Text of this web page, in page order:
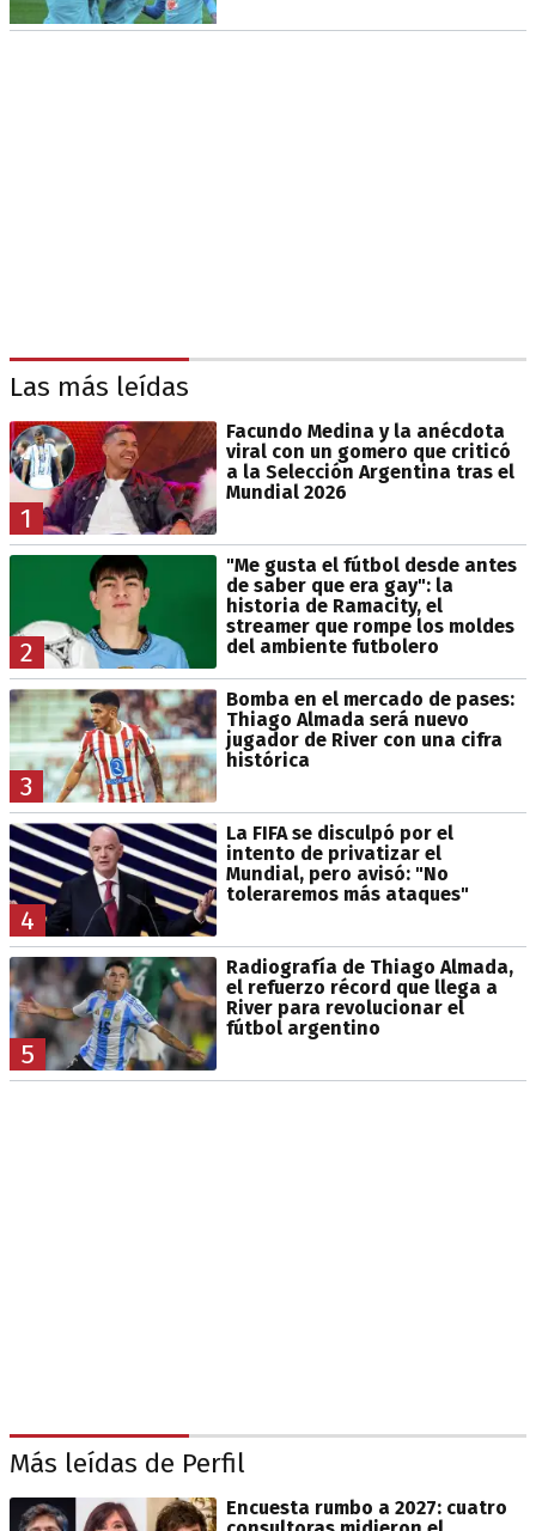
Las más leídas
1
Facundo Medina y la anécdota
viral con un gomero que criticó
a la Selección Argentina tras el
Mundial 2026
2
"Me gusta el fútbol desde antes
de saber que era gay": la
historia de Ramacity, el
streamer que rompe los moldes
del ambiente futbolero
3
Bomba en el mercado de pases:
Thiago Almada será nuevo
jugador de River con una cifra
histórica
4
La FIFA se disculpó por el
intento de privatizar el
Mundial, pero avisó: "No
toleraremos más ataques"
5
Radiografía de Thiago Almada,
el refuerzo récord que llega a
River para revolucionar el
fútbol argentino
Más leídas de Perfil
Encuesta rumbo a 2027: cuatro